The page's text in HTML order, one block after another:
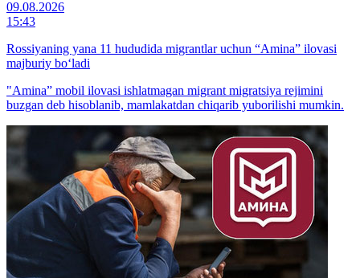
09.08.2026
15:43
Rossiyaning yana 11 hududida migrantlar uchun “Amina” ilovasi
majburiy bo‘ladi
"Amina” mobil ilovasi ishlatmagan migrant migratsiya rejimini
buzgan deb hisoblanib, mamlakatdan chiqarib yuborilishi mumkin.